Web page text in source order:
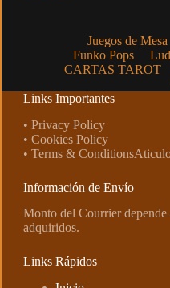
Juegos de Mesa
Funko Pops
CARTAS TAROT
Links Importantes
• Privacy Policy
• Cookies Policy
• Terms &
Información de Envío
Monto del Courrier
adquiridos.
Links Rápidos